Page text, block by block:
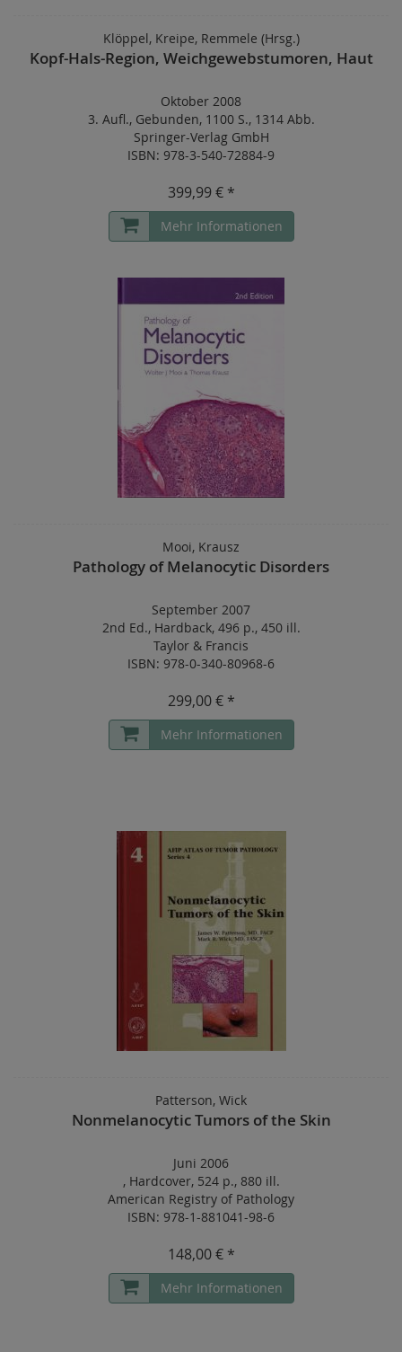
Klöppel, Kreipe, Remmele (Hrsg.)
Kopf-Hals-Region, Weichgewebstumoren, Haut
Oktober 2008
3. Aufl., Gebunden, 1100 S., 1314 Abb.
Springer-Verlag GmbH
ISBN: 978-3-540-72884-9
399,99 € *
Mehr Informationen
Mooi, Krausz
Pathology of Melanocytic Disorders
September 2007
2nd Ed., Hardback, 496 p., 450 ill.
Taylor & Francis
ISBN: 978-0-340-80968-6
299,00 € *
Mehr Informationen
Patterson, Wick
Nonmelanocytic Tumors of the Skin
Juni 2006
, Hardcover, 524 p., 880 ill.
American Registry of Pathology
ISBN: 978-1-881041-98-6
148,00 € *
Mehr Informationen